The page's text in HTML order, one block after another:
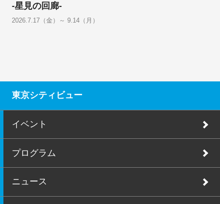
-星見の回廊-
2026.7.17（金）～ 9.14（月）
東京シティビュー
イベント
プログラム
ニュース